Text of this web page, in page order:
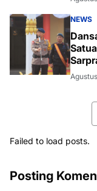
NEWS
Failed to load posts.
Posting